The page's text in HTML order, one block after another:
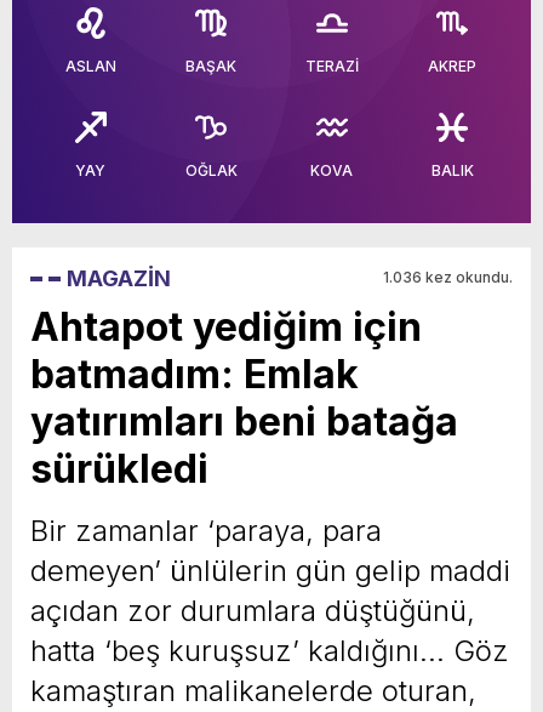
yeni özellikler belli oldu
ASLAN BAŞAK TERAZİ AKREP
YAY OĞLAK KOVA BALIK
MAGAZİN 1.036 kez okundu.
Ahtapot yediğim için
batmadım: Emlak
yatırımları beni batağa
sürükledi
Bir zamanlar ‘paraya, para
demeyen’ ünlülerin gün gelip maddi
açıdan zor durumlara düştüğünü,
hatta ‘beş kuruşsuz’ kaldığını… Göz
kamaştıran malikanelerde oturan,